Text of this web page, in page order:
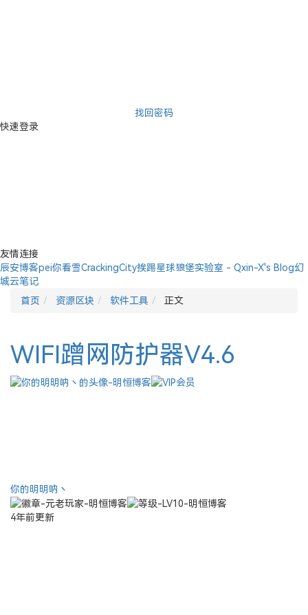
找回密码
快速登录
友情连接
辰安博客pei你看雪CrackingCity挨踢星球狼堡实验室 - Qxin-X's Blog幻
城云笔记
首页
资源区块 软件工具 正文
WIFI蹭网防护器V4.6
你的明明呐丶
4年前更新